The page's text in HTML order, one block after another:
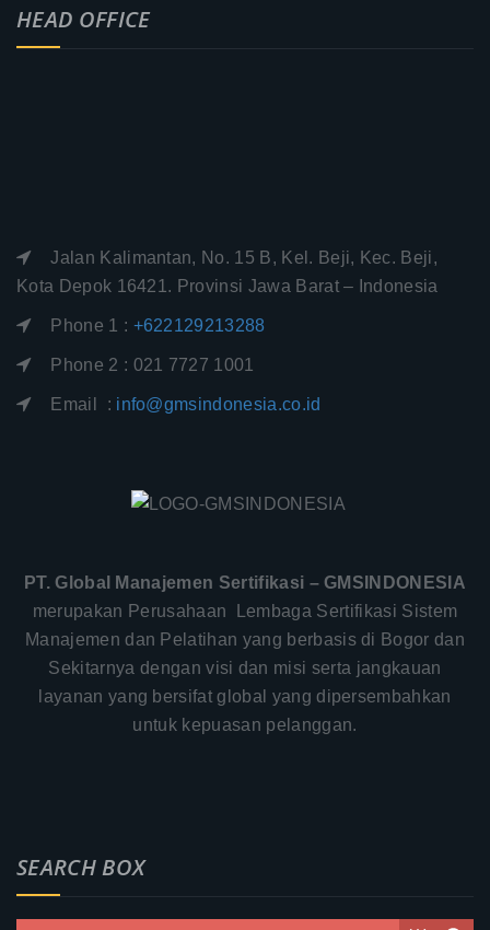
HEAD OFFICE
Jalan Kalimantan, No. 15 B, Kel. Beji, Kec. Beji,
Kota Depok 16421. Provinsi Jawa Barat – Indonesia
Phone 1 : +622129213288
Phone 2 : 021 7727 1001
Email : info@gmsindonesia.co.id
PT. Global Manajemen Sertifikasi – GMSINDONESIA
merupakan Perusahaan Lembaga Sertifikasi Sistem
Manajemen dan Pelatihan yang berbasis di Bogor dan
Sekitarnya dengan visi dan misi serta jangkauan
layanan yang bersifat global yang dipersembahkan
untuk kepuasan pelanggan.
SEARCH BOX